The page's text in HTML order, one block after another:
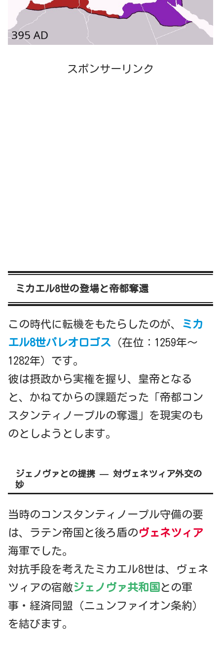
スポンサーリンク
ミカエル8世の登場と帝都奪還
この時代に転機をもたらしたのが、
ミカ
エル8世パレオロゴス （在位：1259年〜
1282年）です。
彼は摂政から実権を握り、皇帝となる
と、かねてからの課題だった「帝都コン
スタンティノープルの奪還」を現実のも
のとしようとします。
ジェノヴァとの提携 — 対ヴェネツィア外交の
妙
当時のコンスタンティノープル守備の要
は、ラテン帝国と後ろ盾のヴェネツィア
海軍でした。
対抗手段を考えたミカエル8世は、ヴェネ
ツィアの宿敵ジェノヴァ共和国 との軍
事・経済同盟（ニュンファイオン条約）
を結びます。